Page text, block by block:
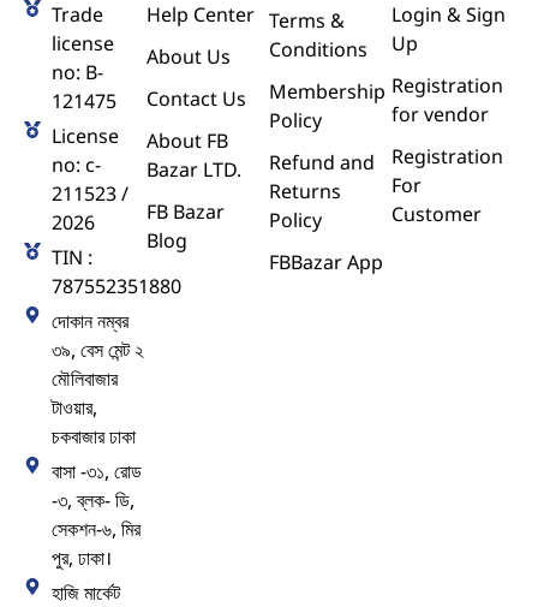
Trade
license
no: B-
121475
License
no: c-
211523 /
2026
TIN :
787552351880
দোকান নম্বর
৩৯, বেস মেন্ট ২
মৌলিবাজার
টাওয়ার,
চকবাজার ঢাকা
বাসা -৩১, রোড
-৩, ব্লক- ডি,
সেকশন-৬, মির
পুর, ঢাকা।
হাজি মার্কেট
Help Center
About Us
Contact Us
About FB
Bazar LTD.
FB Bazar
Blog
Terms &
Conditions
Membership
Policy
Refund and
Returns
Policy
FBBazar App
Login & Sign
Up
Registration
for vendor
Registration
For
Customer